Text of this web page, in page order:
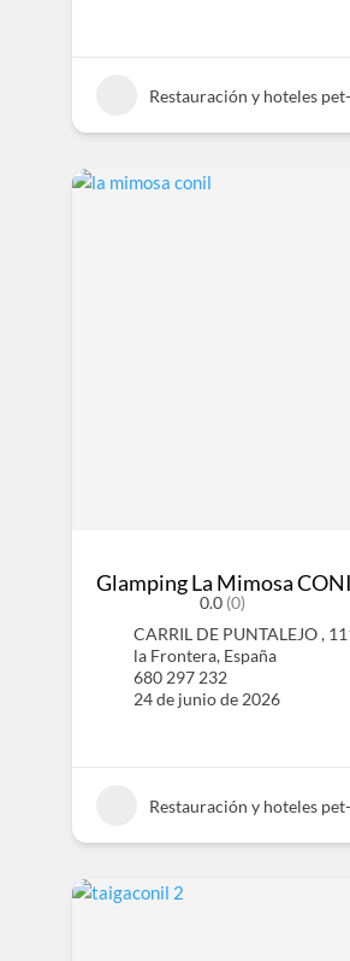
Restauración y hoteles
Glamping La Mimosa
0.0 (0)
CARRIL DE PUNTALEJO ,
la Frontera, España
680 297 232
24 de junio de 2026
Restauración y hoteles